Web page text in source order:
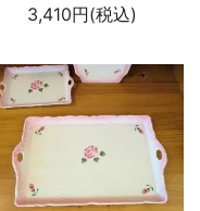
3,410円(税込)